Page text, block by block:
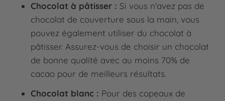
Chocolat à pâtisser : Si vous n'avez pas de
chocolat de couverture sous la main, vous
pouvez également utiliser du chocolat à
pâtisser. Assurez-vous de choisir un chocolat
de bonne qualité avec au moins 70% de
cacao pour de meilleurs résultats.
Chocolat blanc : Pour des copeaux de